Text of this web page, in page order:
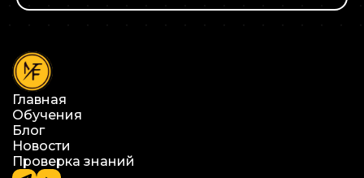
Главная
Обучения
Блог
Новости
Проверка знаний